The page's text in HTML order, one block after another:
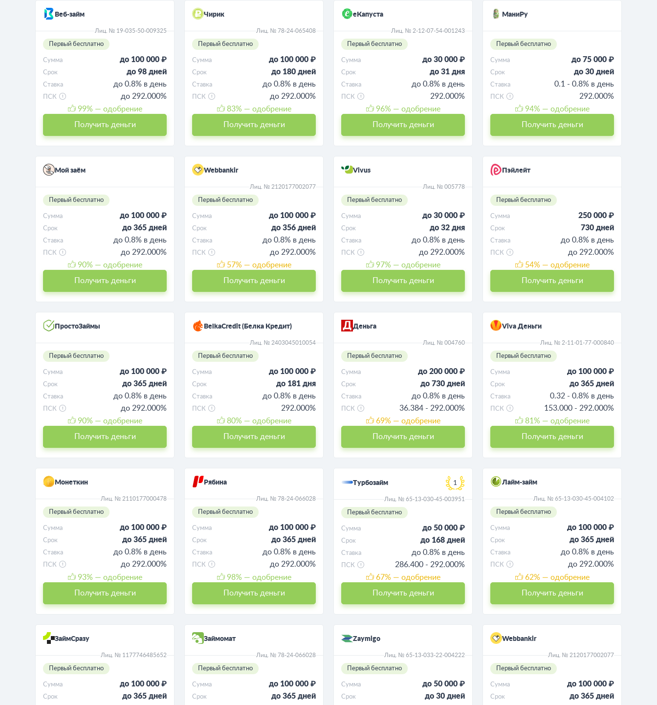
Веб-займ
Лиц. № 19-035-50-009325
Первый бесплатно
Сумма до 100 000 ₽
Срок до 98 дней
Ставка до 0.8% в день
ПСК
до 292.000%
99% — одобрение
Получить деньги
Чирик
Лиц. № 78-24-065408
Первый бесплатно
Сумма до 100 000 ₽
Срок до 180 дней
Ставка до 0.8% в день
ПСК
до 292.000%
83% — одобрение
Получить деньги
еКапуста
Лиц. № 2-12-07-54-001243
Первый бесплатно
Сумма до 30 000 ₽
Срок до 31 дня
Ставка до 0.8% в день
ПСК
292.000%
96% — одобрение
Получить деньги
МаниРу
Первый бесплатно
Сумма до 75 000 ₽
Срок до 30 дней
Ставка 0.1 - 0.8% в день
ПСК
292.000%
94% — одобрение
Получить деньги
Мой заём
Первый бесплатно
Сумма до 100 000 ₽
Срок до 365 дней
Ставка до 0.8% в день
ПСК
до 292.000%
90% — одобрение
Получить деньги
Webbankir
Лиц. № 2120177002077
Первый бесплатно
Сумма до 100 000 ₽
Срок до 356 дней
Ставка до 0.8% в день
ПСК
до 292.000%
57% — одобрение
Получить деньги
Vivus
Лиц. № 005778
Первый бесплатно
Сумма до 30 000 ₽
Срок до 32 дня
Ставка до 0.8% в день
ПСК
до 292.000%
97% — одобрение
Получить деньги
Пэйлейт
Первый бесплатно
Сумма 250 000 ₽
Срок 730 дней
Ставка до 0.8% в день
ПСК
до 292.000%
54% — одобрение
Получить деньги
ПростоЗаймы
Первый бесплатно
Сумма до 100 000 ₽
Срок до 365 дней
Ставка до 0.8% в день
ПСК
до 292.000%
90% — одобрение
Получить деньги
BelkaCredit (Белка Кредит)
Лиц. № 2403045010054
Первый бесплатно
Сумма до 100 000 ₽
Срок до 181 дня
Ставка до 0.8% в день
ПСК
292.000%
80% — одобрение
Получить деньги
Деньга
Лиц. № 004760
Первый бесплатно
Сумма до 200 000 ₽
Срок до 730 дней
Ставка до 0.8% в день
ПСК
36.384 - 292.000%
69% — одобрение
Получить деньги
Viva Деньги
Лиц. № 2-11-01-77-000840
Первый бесплатно
Сумма до 100 000 ₽
Срок до 365 дней
Ставка 0.32 - 0.8% в день
ПСК
153.000 - 292.000%
81 % — одобрение
Получить деньги
Монеткин
Лиц. № 2110177000478
Первый бесплатно
Сумма до 100 000 ₽
Срок до 365 дней
Ставка до 0.8% в день
ПСК
до 292.000%
93% — одобрение
Получить деньги
Рябина
Лиц. № 78-24-066028
Первый бесплатно
Сумма до 100 000 ₽
Срок до 365 дней
Ставка до 0.8% в день
ПСК
до 292.000%
98% — одобрение
Получить деньги
Турбозайм 1
Лиц. № 65-13-030-45-003951
Первый бесплатно
Сумма до 50 000 ₽
Срок до 168 дней
Ставка до 0.8% в день
ПСК
286.400 - 292.000%
67% — одобрение
Получить деньги
Лайм-займ
Лиц. № 65-13-030-45-004102
Первый бесплатно
Сумма до 100 000 ₽
Срок до 365 дней
Ставка до 0.8% в день
ПСК
до 292.000%
62% — одобрение
Получить деньги
ЗаймСразу
Лиц. № 1177746485652
Первый бесплатно
Сумма до 100 000 ₽
Срок
до 365 дней
Займомат
Лиц. № 78-24-066028
Первый бесплатно
Сумма до 100 000 ₽
Срок
до 365 дней
Zaymigo
Лиц. № 65-13-033-22-004222
Первый бесплатно
Сумма до 50 000 ₽
Срок
до 30 дней
Webbankir
Лиц. № 2120177002077
Первый бесплатно
Сумма до 100 000 ₽
Срок
до 365 дней